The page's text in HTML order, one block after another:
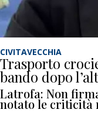
CIVITAVECCHIA
Trasporto
bando dopo
Latrofa: Non
notato le criticità